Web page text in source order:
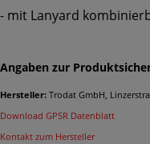
- mit Lanyard
Angaben zur
Hersteller: Trodat GmbH,
Download GPSR Datenblatt
Kontakt zum Hersteller